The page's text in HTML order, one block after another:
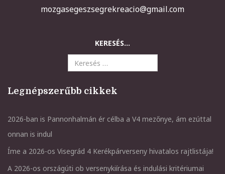
mozgasegeszsegrekreacio@gmail.com
KERESÉS...
Legnépszerűbb cikkek
2026-ban is Pannonhalmán ér célba a V4 mezőnye, ám ezúttal
onnan is indul
Íme a 2026-os Visegrád 4 Kerékpárverseny hivatalos rajtlistája!
A 2026-os országúti ob versenykiírása és indulási kritériumai